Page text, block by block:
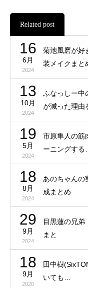
Related post
16
6月
2024
菊池風磨が好
装メイクまと
13
10月
2024
ふなっしー中
が減った理由
19
5月
2024
市原隼人の筋
ーニングする…
18
8月
2024
あのちゃんの
成まとめ
29
9月
2024
目黒蓮の兄弟
まと
18
9月
2020
田中樹
いても…